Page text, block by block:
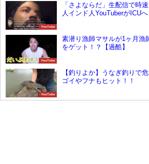
YouTube
「さよならだ」生配信で時
人インド人YouTuberがICUへ
YouTube
素潜り漁師マサルが1ヶ月漁
をゲット！？【過酷】
YouTube
【釣りよか】うなぎ釣りで
ゴイやフナもヒット！！